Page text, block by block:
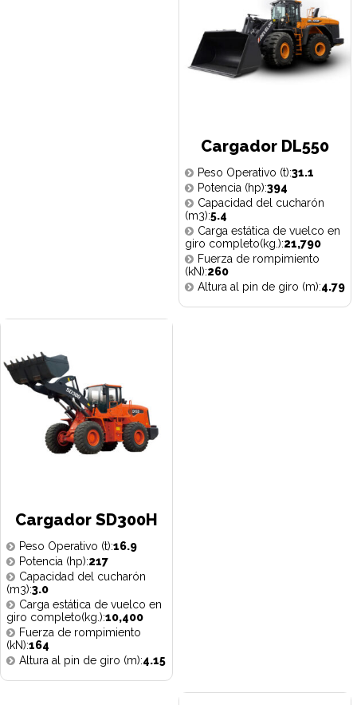
Cargador DL550
Peso Operativo (t):31.1
Potencia (hp):394
Capacidad del cucharón
(m3):5.4
Carga estática de vuelco en
giro completo(kg.):21,790
Fuerza de rompimiento
(kN):260
Altura al pin de giro (m):4.79
Cargador SD300H
Peso Operativo (t):16.9
Potencia (hp):217
Capacidad del cucharón
(m3):3.0
Carga estática de vuelco en
giro completo(kg.):10,400
Fuerza de rompimiento
(kN):164
Altura al pin de giro (m):4.15